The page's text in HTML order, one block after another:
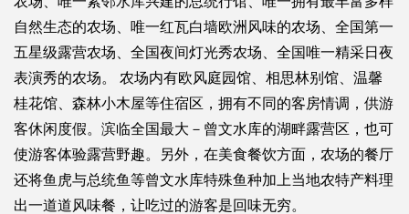
自然生态的农场、唯一红瓦白墙欧洲风味的农场、全国第一
五星级露营农场、全国夜间灯光秀农场、全国唯一精采日夜
表演秀的农场。 农场内有欧风庭园馆、相思林别馆、温馨
桂花馆、森林小木屋等住宿区，拥有不同的客房情调，供游
客休闲度假。滨临全国最大－曾文水库的湖畔露营区，也可
使游客体验露营野趣。另外，在美食餐饮方面，农场的餐厅
还将鱼虎与总统鱼等曾文水库特殊鱼种加上当地农特产料理
出一道道风味餐，让吃过的游客是回味无穷。